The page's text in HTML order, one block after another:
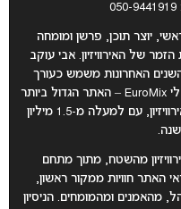
יוצר תוכן, פרשן ומומחה
הזמר של האירוויזיון. אבי עוקב
שנה, ובשבע השנים האחרונות משמש כעורך
הראשי והמייסד של אתר האירוויזיון הישראלי EuroMix – האתר הגדול ביותר
בישראל ובין המובילים בעולם בתחום האירוויזיון, עם למעלה מ-1.5 מיליון
מהשטח, מתוך מתחם
האתר חוויות ממקור ראשון,
מהאמנים ומהמומחים. הניסיון